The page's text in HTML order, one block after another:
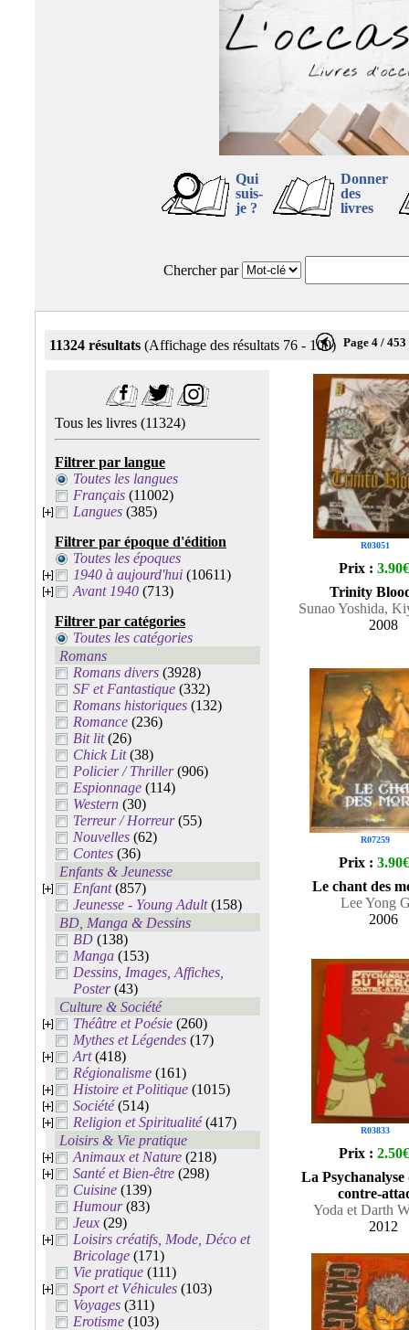
Qui
suis-
je ?
Donner
des
livres
Chercher par
11324 résultats (Affichage des résultats 76 - 100) Page 4 / 453
Tous les livres (11324)
Filtrer par langue
Toutes les langues
Français (11002)
Langues (385)
Filtrer par époque d'édition
Toutes les époques
1940 à aujourd'hui (10611)
Avant 1940 (713)
Filtrer par catégories
Toutes les catégories
Romans
Romans divers (3928)
SF et Fantastique (332)
Romans historiques (132)
Romance (236)
Bit lit(26)
Chick Lit(38)
Policier / Thriller(906)
Espionnage (114)
Western (30)
Terreur / Horreur(55)
Nouvelles (62)
Contes (36)
Enfants & Jeunesse
Enfant(857)
Jeunesse - Young Adult(158)
BD, Manga & Dessins
BD (138)
Manga (153)
Dessins, Images, Affiches,
Poster(43)
Culture & Société
Théâtre et Poésie (260)
Mythes et Légendes (17)
Art(418)
Régionalisme (161)
Histoire et Politique (1015)
Société(514)
Religion et Spiritualité(417)
Loisirs & Vie pratique
Animaux et Nature (218)
Santé et Bien-être (298)
Cuisine (139)
Humour(83)
Jeux (29)
Loisirs créatifs, Mode, Déco et
Bricolage (171)
Vie pratique (111)
Sport et Véhicules (103)
Voyages (311)
Erotisme (103)
R03051
Prix : 3.90€
Trinity
Sunao Yoshida,
2008
R07259
Prix : 3.90€
Le chant des
Lee Yong
2006
R03833
Prix : 2.50€
La Psychanalyse
contre-
Yoda et Darth
2012